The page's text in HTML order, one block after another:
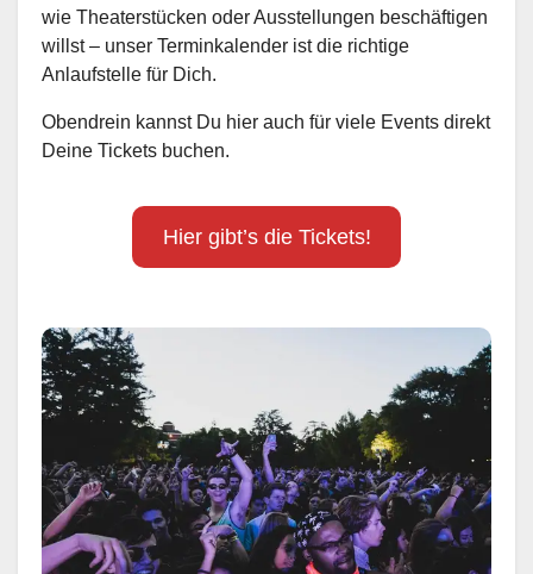
wie Theaterstücken oder Ausstellungen beschäftigen
willst – unser Terminkalender ist die richtige
Anlaufstelle für Dich.
Obendrein kannst Du hier auch für viele Events direkt
Deine Tickets buchen.
Hier gibt’s die Tickets!